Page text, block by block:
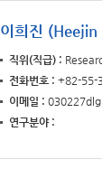
이희진 (Heejin
직위(직급)
전화번호
+82-55-
이메일
연구분야